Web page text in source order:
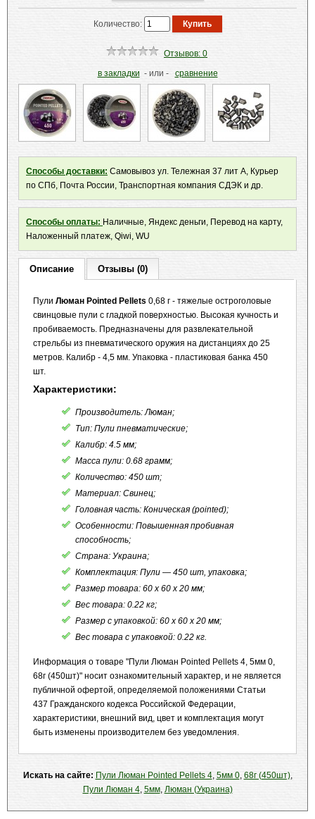
Количество:
Отзывов: 0
в закладки - или - сравнение
Способы доставки: Самовывоз ул. Тележная 37 лит А, Курьер
по СПб, Почта России, Транспортная компания СДЭК и др.
Способы оплаты: Наличные, Яндекс деньги, Перевод на карту,
Наложенный платеж, Qiwi, WU
Описание Отзывы (0)
Пули Люман Pointed Pellets 0,68 г - тяжелые остроголовые
свинцовые пули с гладкой поверхностью. Высокая кучность и
пробиваемость. Предназначены для развлекательной
стрельбы из пневматического оружия на дистанциях до 25
метров. Калибр - 4,5 мм. Упаковка - пластиковая банка 450
шт.
Характеристики:
Производитель: Люман;
Тип: Пули пневматические;
Калибр: 4.5 мм;
Масса пули: 0.68 грамм;
Количество: 450 шт;
Материал: Свинец;
Головная часть: Коническая (pointed);
Особенности: Повышенная пробивная
способность;
Страна: Украина;
Комплектация: Пули — 450 шт, упаковка;
Размер товара: 60 x 60 x 20 мм;
Вес товара: 0.22 кг;
Размер с упаковкой: 60 x 60 x 20 мм;
Вес товара с упаковкой: 0.22 кг.
Информация о товаре "Пули Люман Pointed Pellets 4, 5мм 0,
68г (450шт)" носит ознакомительный характер, и не является
публичной офертой, определяемой положениями Статьи
437 Гражданского кодекса Российской Федерации,
характеристики, внешний вид, цвет и комплектация могут
быть изменены производителем без уведомления.
Искать на сайте: Пули Люман Pointed Pellets 4, 5мм 0, 68г (450шт),
Пули Люман 4, 5мм, Люман (Украина)